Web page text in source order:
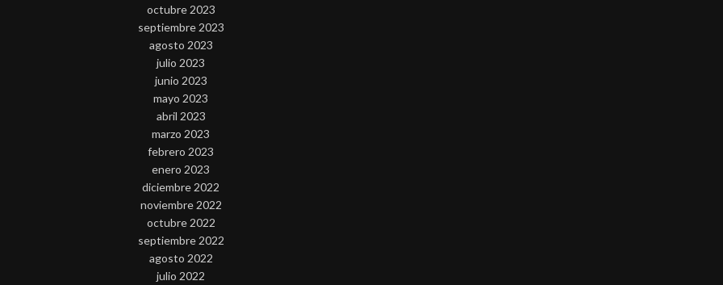
octubre 2023
septiembre 2023
agosto 2023
julio 2023
junio 2023
mayo 2023
abril 2023
marzo 2023
febrero 2023
enero 2023
diciembre 2022
noviembre 2022
octubre 2022
septiembre 2022
agosto 2022
julio 2022